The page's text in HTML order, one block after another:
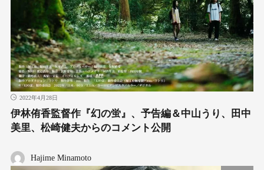
2022年4月28日
伊林侑香監督作『幻の蛍』、予告編＆中山うり、田中
美里、松崎健夫からのコメント公開
Hajime Minamoto